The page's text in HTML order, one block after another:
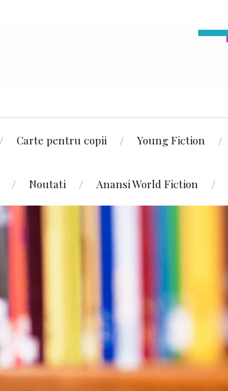
Carte pentru copii Young Fiction
Noutati Anansi World Fiction